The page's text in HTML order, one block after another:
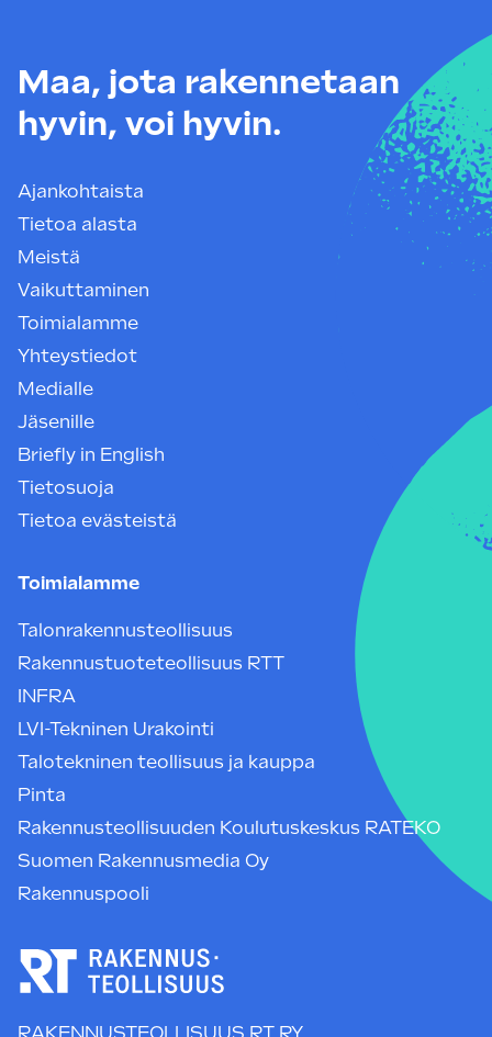
Maa, jota rakennetaan
hyvin, voi hyvin.
Ajankohtaista
Tietoa alasta
Meistä
Vaikuttaminen
Toimialamme
Yhteystiedot
Medialle
Jäsenille
Briefly in English
Tietosuoja
Tietoa evästeistä
Toimialamme
Talonrakennusteollisuus
Rakennustuoteteollisuus RTT
INFRA
LVI-Tekninen Urakointi
Talotekninen teollisuus ja kauppa
Pinta
Rakennusteollisuuden Koulutuskeskus RATEKO
Suomen Rakennusmedia Oy
Rakennuspooli